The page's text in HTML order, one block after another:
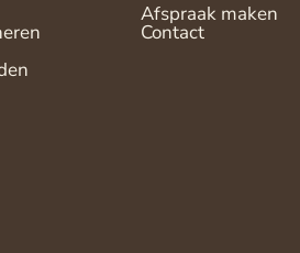
Afspraak maken
Contact